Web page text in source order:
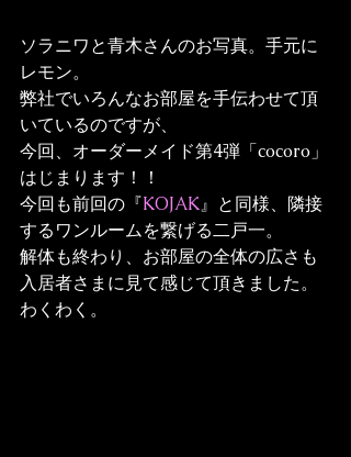
ソラニワと青木さんのお写真。手元に
レモン。
弊社でいろんなお部屋を手伝わせて頂
いているのですが、
今回、オーダーメイド第4弾「cocoro」
はじまります！！
今回も前回の『KOJAK』と同様、隣接
するワンルームを繋げる二戸一。
解体も終わり、お部屋の全体の広さも
入居者さまに見て感じて頂きました。
わくわく。